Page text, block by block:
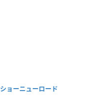
ショーニューロード